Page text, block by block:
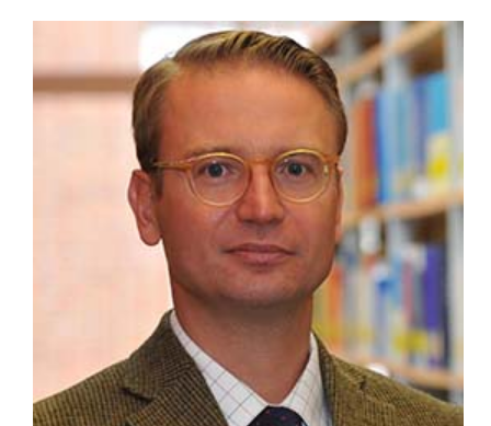
ZUM PROFIL